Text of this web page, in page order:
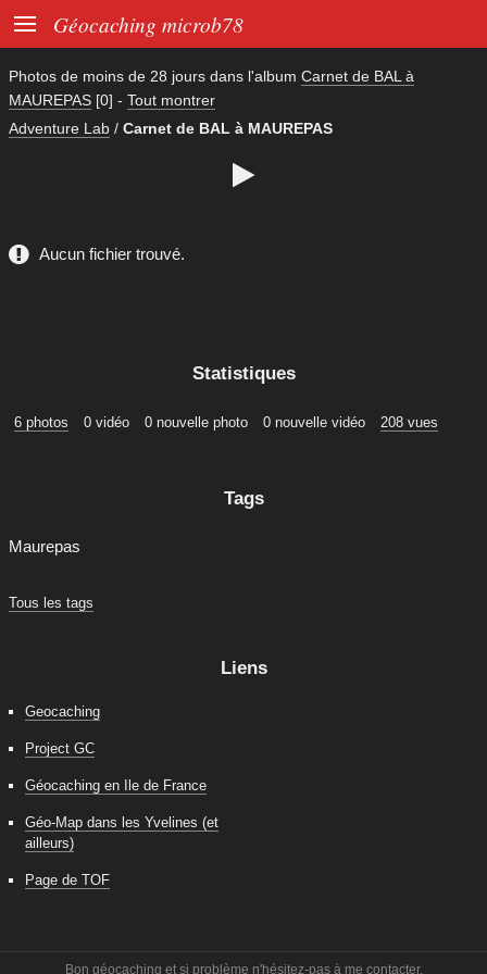
 Géocaching microb78
Photos de moins de 28 jours dans l'album Carnet de BAL à
MAUREPAS [0] - Tout montrer
Adventure Lab / Carnet de BAL à MAUREPAS

Aucun fichier trouvé.
Statistiques
6 photos 0 vidéo 0 nouvelle photo 0 nouvelle vidéo 208 vues
Tags
Maurepas
Tous les tags
Liens
Geocaching
Project GC
Géocaching en Ile de France
Géo-Map dans les Yvelines (et
ailleurs)
Page de TOF
Bon géocaching et si problème n'hésitez-pas à me contacter.